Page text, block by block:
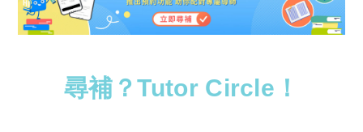
尋補？Tutor Circle！